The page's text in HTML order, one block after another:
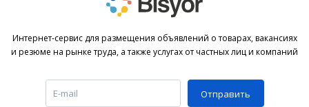
Интернет-сервис для размещения объявлений о товарах, вакансиях
и резюме на рынке труда, а также услугах от частных лиц и компаний
Отправить